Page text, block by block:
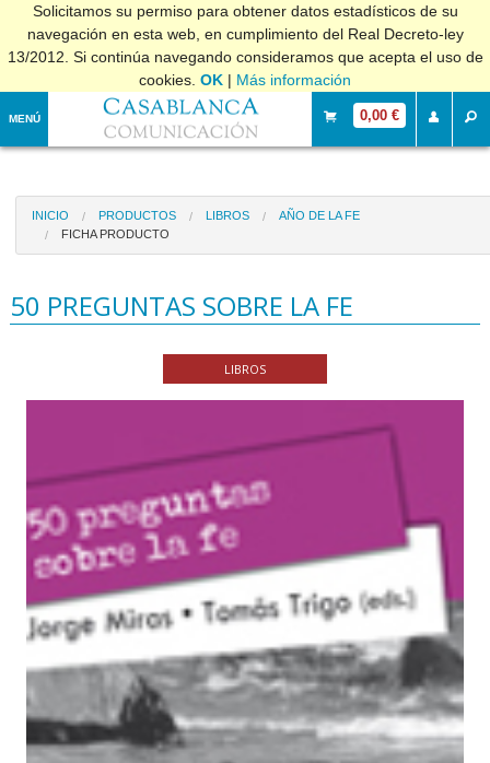
Solicitamos su permiso para obtener datos estadísticos de su
navegación en esta web, en cumplimiento del Real Decreto-ley
13/2012. Si continúa navegando consideramos que acepta el uso de
cookies. OK | Más información
MENÚ 0,00 €
INICIO PRODUCTOS LIBROS
AÑO DE LA FE
FICHA PRODUCTO
50 PREGUNTAS SOBRE LA FE
LIBROS